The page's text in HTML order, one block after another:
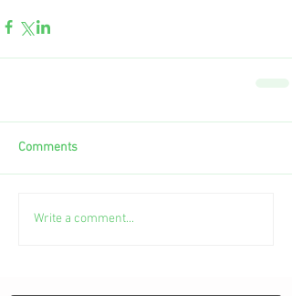
Comments
Write a comment...